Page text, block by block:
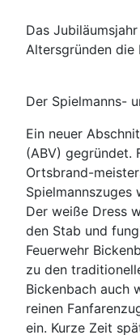
Das
Altersgründen die
Der Spielmanns-
Ein neuer
(ABV) gegründet.
Ortsbrand-
Der weiße Dress
den Stab und
Feuerwehr
zu den
Bickenbach auch
reinen
ein. Kurze Zeit